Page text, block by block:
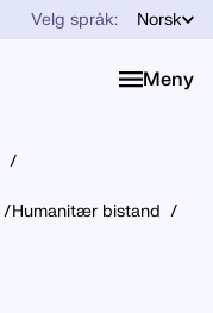
Velg språk: Norsk
Meny
Meny
Humanitær bistand